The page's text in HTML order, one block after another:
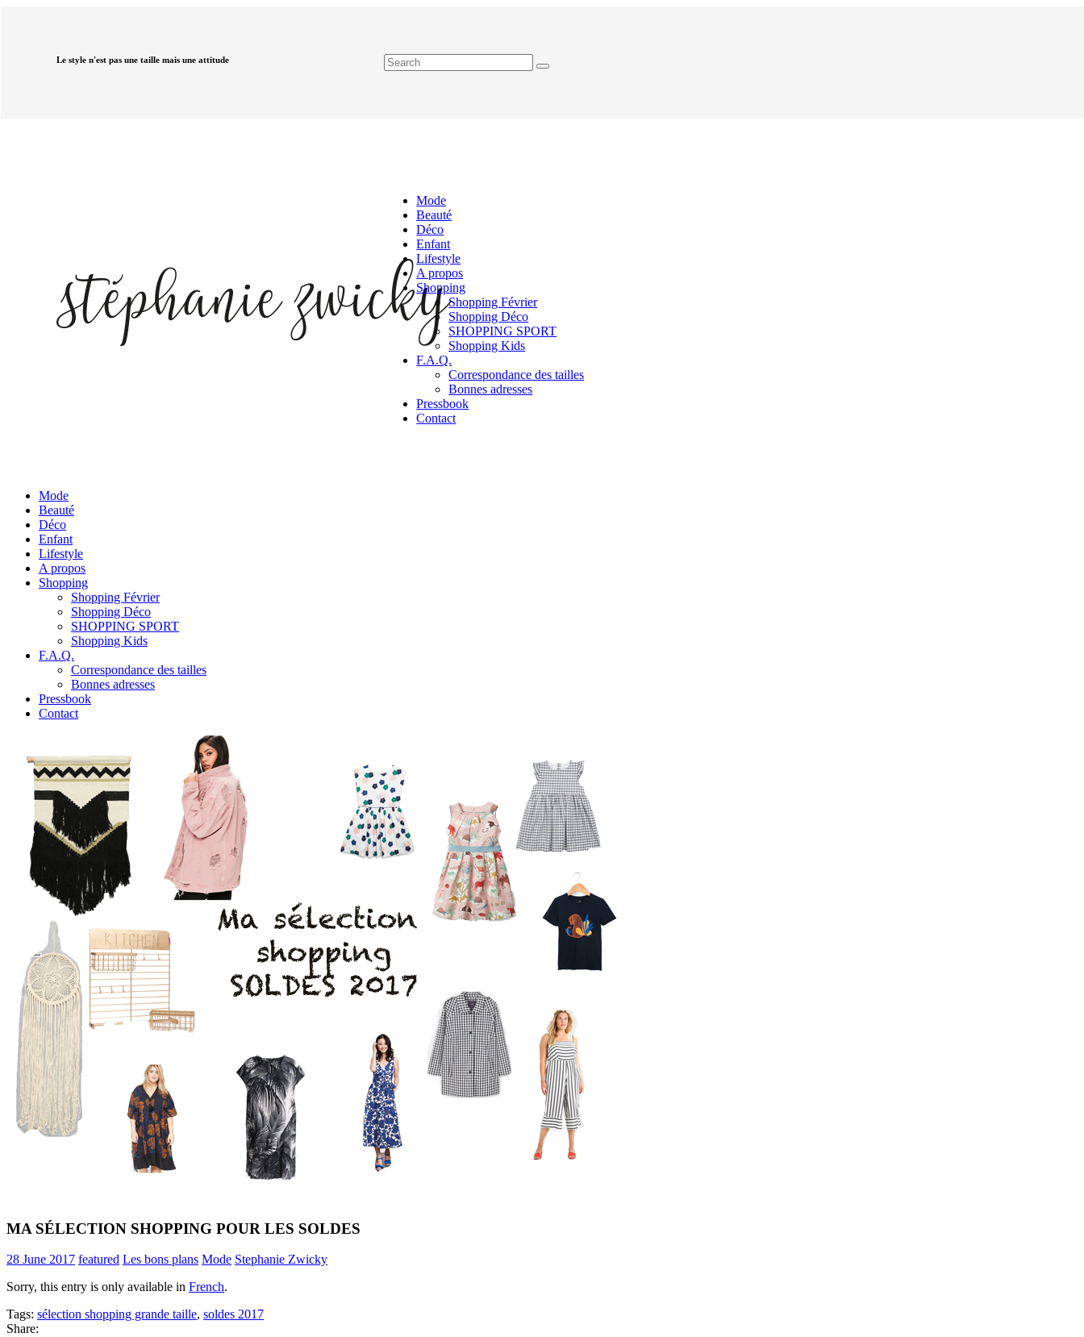
Le style n'est pas une taille mais une attitude
Mode
Beauté
Déco
Enfant
Lifestyle
A propos
Shopping
Shopping Février
Shopping Déco
SHOPPING SPORT
Shopping Kids
F.A.Q.
Correspondance des tailles
Bonnes adresses
Pressbook
Contact
Mode
Beauté
Déco
Enfant
Lifestyle
A propos
Shopping
Shopping Février
Shopping Déco
SHOPPING SPORT
Shopping Kids
F.A.Q.
Correspondance des tailles
Bonnes adresses
Pressbook
Contact
MA SÉLECTION SHOPPING POUR LES SOLDES
28 June 2017 featured Les bons plans Mode Stephanie Zwicky
Sorry, this entry is only available in French.
Tags: sélection shopping grande taille, soldes 2017
Share: